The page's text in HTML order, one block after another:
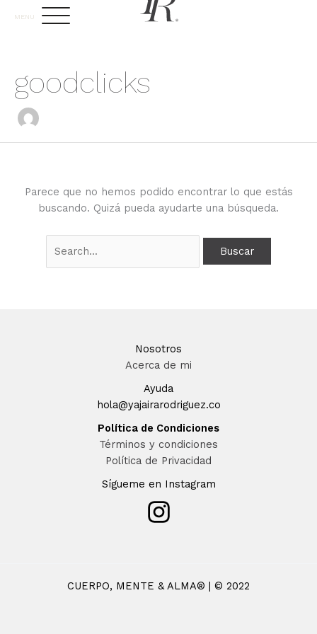
MENU
goodclicks
Parece que no hemos podido encontrar lo que estás
buscando. Quizá pueda ayudarte una búsqueda.
por:
Nosotros
Acerca de mi
Ayuda
hola@yajairarodriguez.co
Política de Condiciones
Términos y condiciones
Política de Privacidad
Sígueme en Instagram
CUERPO, MENTE & ALMA® | © 2022